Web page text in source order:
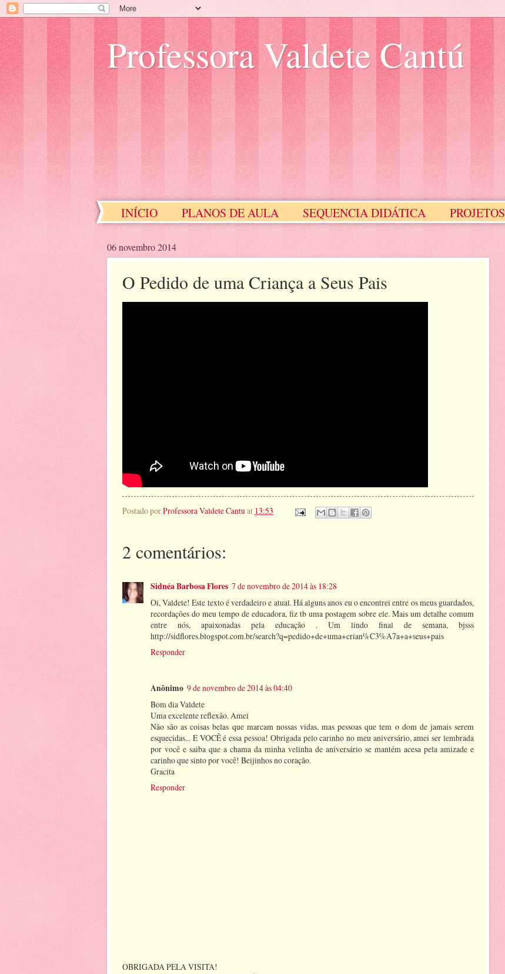
Professora Valdete Cantú
INÍCIO PLANOS DE AULA SEQUENCIA DIDÁTICA PROJETOS
06 novembro 2014
O Pedido de uma Criança a Seus Pais
Postado porProfessora Valdete Cantuat 13:53
2 comentários:
Sidnéa Barbosa Flores 7 de novembro de 2014 às 18:28
Oi, Valdete! Este texto é verdadeiro e atual. Há alguns anos eu o encontrei entre os meus guardados,
recordações do meu tempo de educadora, fiz tb uma postagem sobre ele. Mais um detalhe comum
entre nós, apaixonadas pela educação . Um lindo final de semana, bjsss
http://sidflores.blogspot.com.br/search?q=pedido+de+uma+crian%C3%A7a+a+seus+pais
Responder
Anônimo 9 de novembro de 2014 às 04:40
Bom dia Valdete
Uma excelente reflexão. Amei
Não são as coisas belas que marcam nossas vidas, mas pessoas que tem o dom de jamais serem
esquecidas... E VOCÊ é essa pessoa! Obrigada pelo carinho no meu aniversário, amei ser lembrada
por você e saiba que a chama da minha velinha de aniversário se mantém acesa pela amizade e
carinho que sinto por você! Beijinhos no coração.
Gracita
Responder
OBRIGADA PELA VISITA!